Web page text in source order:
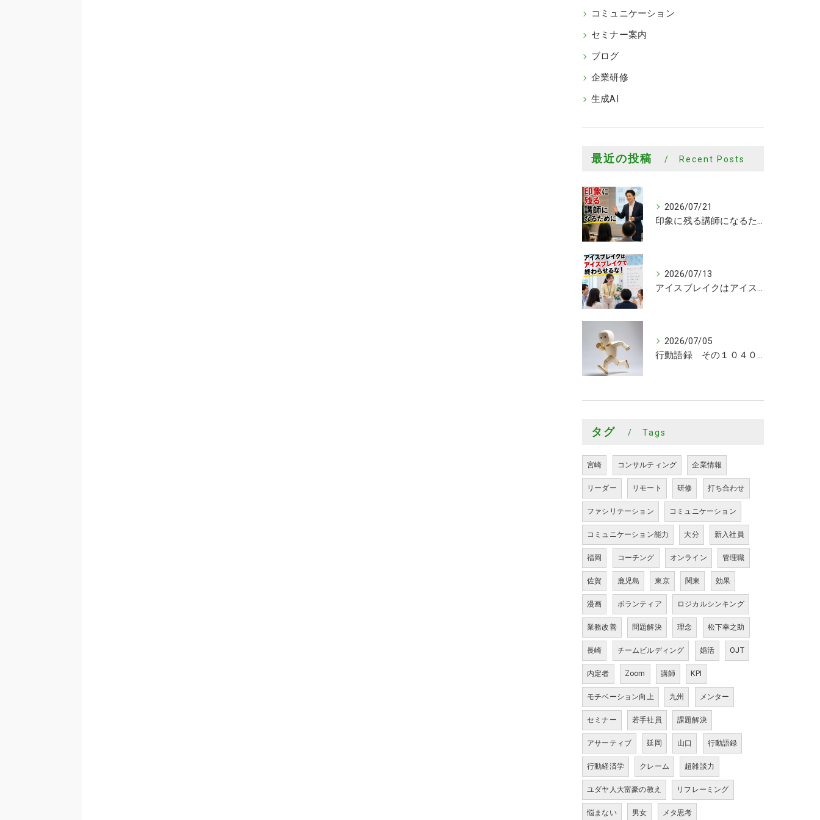
コミュニケーション
セミナー案内
ブログ
企業研修
生成AI
最近の投稿 Recent Posts
2026/07/21
印象に残る講師になるために
2026/07/13
アイスブレイクはアイスブレイクで終わらせるな！
2026/07/05
行動語録 その１０４０ 行動あるのみ！
タグ Tags
宮崎 コンサルティング 企業情報
リーダー リモート 研修 打ち合わせ
ファシリテーション コミュニケーション
コミュニケーション能力 大分 新入社員
福岡 コーチング オンライン 管理職
佐賀 鹿児島 東京 関東 効果
漫画 ボランティア ロジカルシンキング
業務改善 問題解決 理念 松下幸之助
長崎 チームビルディング 婚活 OJT
内定者 Zoom 講師 KPI
モチベーション向上 九州 メンター
セミナー 若手社員 課題解決
アサーティブ 延岡 山口 行動語録
行動経済学 クレーム 超雑談力
ユダヤ人大富豪の教え リフレーミング
悩まない 男女 メタ思考